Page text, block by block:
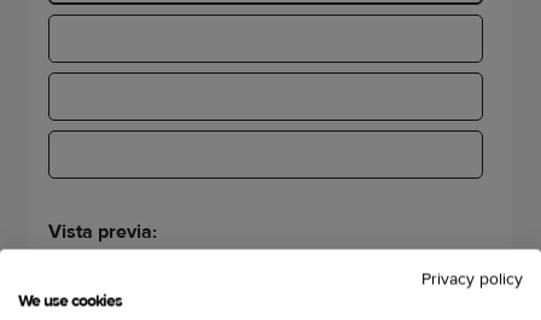
Vista previa:
Privacy policy
We use cookies